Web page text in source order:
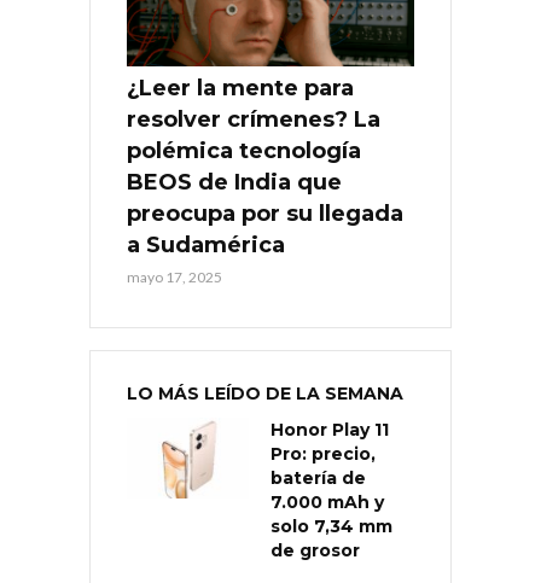
¿Leer la mente para
resolver crímenes? La
polémica tecnología
BEOS de India que
preocupa por su llegada
a Sudamérica
mayo 17, 2025
LO MÁS LEÍDO DE LA SEMANA
Honor Play 11
Pro: precio,
batería de
7.000 mAh y
solo 7,34 mm
de grosor